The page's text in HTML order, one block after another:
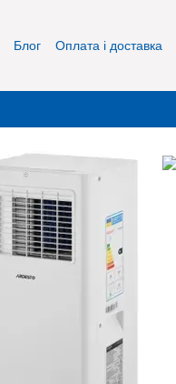
Блог Оплата і доставка